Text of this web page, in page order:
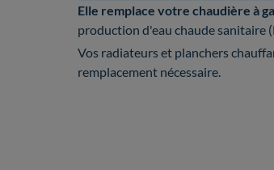
Elle remplace votre chaudière à
production d'eau chaude sanitaire
Vos radiateurs et planchers
remplacement nécessaire.